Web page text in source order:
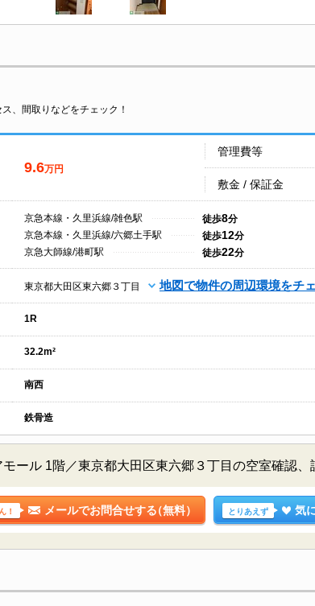
、間取りなどをチェック！
9.6万円
管理費等
敷金 / 保証金
京急本線・久里浜線/雑色駅 徒歩8分
京急本線・久里浜線/六郷土手駅
徒歩12分
京急大師線/港町駅
徒歩22分
東京都大田区東六郷３丁目 地図で物件の周辺環境をチ
1R
32.2m²
南西
鉄骨造
モール 1階／東京都大田区東六郷３丁目の空室確認、
！ メールでお問合せする（無料） とりあえず 気